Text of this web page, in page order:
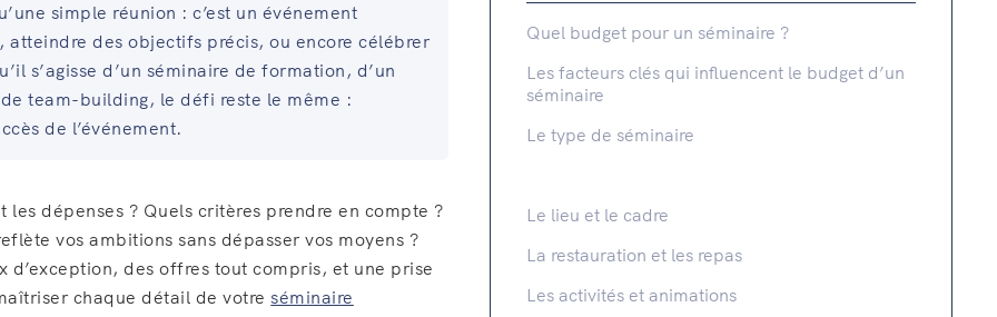
simple réunion : c’est un événement
des objectifs précis, ou encore célébrer
s’agisse d’un séminaire de formation, d’un
team-building, le défi reste le même :
de l’événement.
dépenses ? Quels critères prendre en compte ?
vos ambitions sans dépasser vos moyens ?
d’exception, des offres tout compris, et une prise
chaque détail de votreséminaire
Quel budget pour un séminaire ?
Les facteurs clés qui influencent le budget d’un
séminaire
Le type de séminaire
Le lieu et le cadre
La restauration et les repas
Les activités et animations